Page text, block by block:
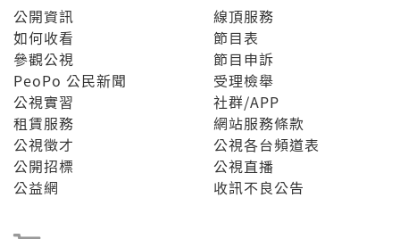
公開資訊
如何收看
參觀公視
PeoPo 公民新聞
公視實習
租賃服務
公視徵才
公開招標
公益網
線頂服務
節目表
節目申訴
受理檢舉
社群/APP
網站服務條款
公視各台頻道表
公視直播
收訊不良公告